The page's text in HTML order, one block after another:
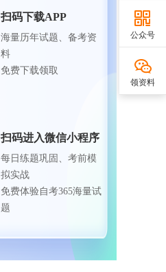
扫码下载APP
海量历年试题、备考资
料
免费下载领取
扫码进入微信小程序
每日练题巩固、考前模
拟实战
免费体验自考365海量试
题
公众号
领资料